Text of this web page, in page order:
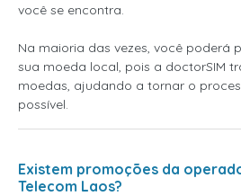
você se encontra.
Na maioria das vezes, você poderá
sua moeda local, pois a doctorSIM
moedas, ajudando a tornar o
possível.
Existem promoções da
Telecom Laos?